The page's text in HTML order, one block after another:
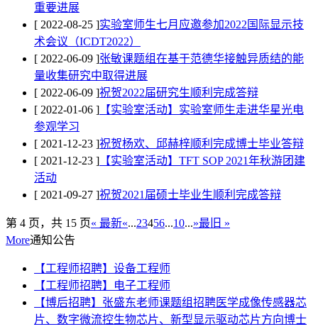
重要进展
[ 2022-08-25 ]实验室师生七月应邀参加2022国际显示技
术会议（ICDT2022）
[ 2022-06-09 ]张敏课题组在基于范德华接触异质结的能
量收集研究中取得进展
[ 2022-06-09 ]祝贺2022届研究生顺利完成答辩
[ 2022-01-06 ] 【实验室活动】实验室师生走进华星光电
参观学习
[ 2021-12-23 ]祝贺杨欢、邱赫梓顺利完成博士毕业答辩
[ 2021-12-23 ] 【实验室活动】TFT SOP 2021年秋游团建
活动
[ 2021-09-27 ]祝贺2021届硕士毕业生顺利完成答辩
第 4 页，共 15 页« 最新«...23456...10...»最旧 »
More通知公告
【工程师招聘】设备工程师
【工程师招聘】电子工程师
【博后招聘】张盛东老师课题组招聘医学成像传感器芯
片、数字微流控生物芯片、新型显示驱动芯片方向博士